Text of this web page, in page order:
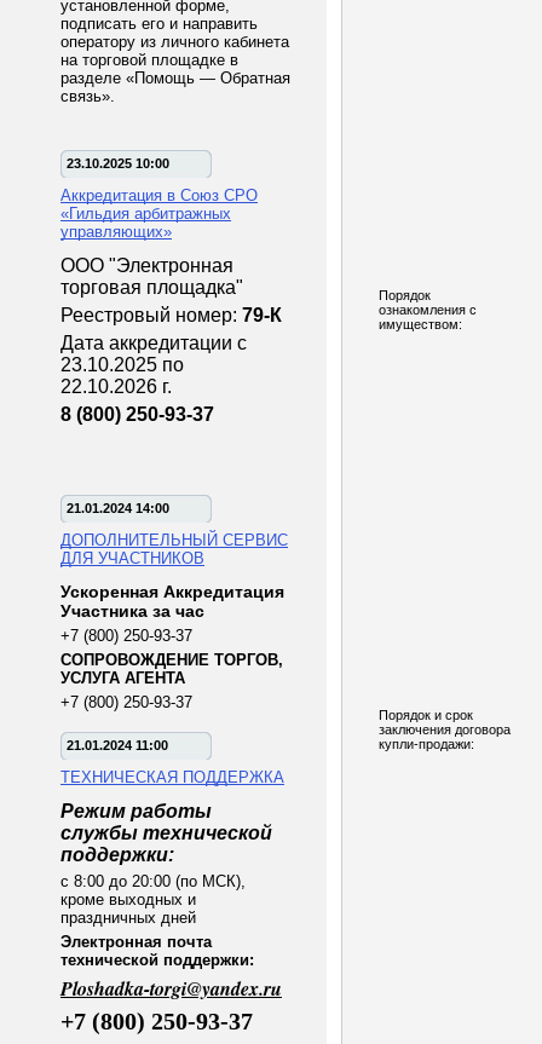
установленной форме,
подписать его и направить
оператору из личного кабинета
на торговой площадке в
разделе «Помощь — Обратная
связь».
23.10.2025 10:00
Аккредитация в Союз СРО
«Гильдия арбитражных
управляющих»
ООО "Электронная
торговая площадка"
Реестровый номер: 79-К
Дата аккредитации с
23.10.2025 по
22.10.2026 г.
8 (800) 250-93-37
21.01.2024 14:00
ДОПОЛНИТЕЛЬНЫЙ СЕРВИС
ДЛЯ УЧАСТНИКОВ
Ускоренная Аккредитация
Участника за час
+7 (800) 250-93-37
СОПРОВОЖДЕНИЕ ТОРГОВ,
УСЛУГА АГЕНТА
+7 (800) 250-93-37
21.01.2024 11:00
ТЕХНИЧЕСКАЯ ПОДДЕРЖКА
Режим работы
службы технической
поддержки:
с 8:00 до 20:00 (по МСК),
кроме выходных и
праздничных дней
Электронная почта
технической поддержки:
Ploshadka-torgi@yandex.ru
+7 (800) 250-93-37
Порядок
ознакомления с
имуществом:
Порядок и срок
заключения договора
купли-продажи: